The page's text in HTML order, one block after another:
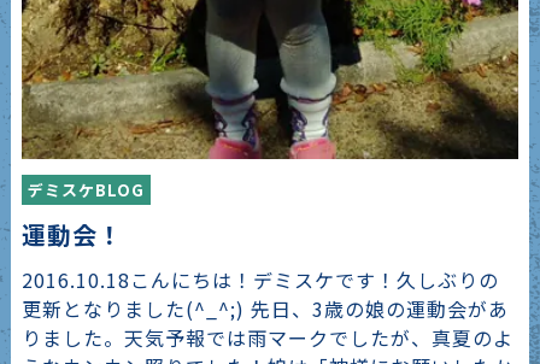
デミスケBLOG
運動会！
2016.10.18こんにちは！デミスケです！久しぶりの
更新となりました(^_^;) 先日、3歳の娘の運動会があ
りました。天気予報では雨マークでしたが、真夏のよ